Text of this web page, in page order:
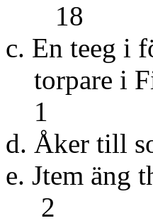
18
c. En teeg i
1
d. Åker
e. Jtem
2